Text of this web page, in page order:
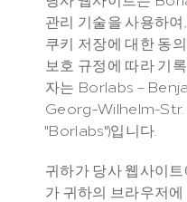
관리 기술을 사용하
쿠키 저장에 대한 동
보호 규정에 따라 기
자는 Borlabs –
Georg-Wilhelm-Str.
"Borlabs")입니다.
귀하가 당사 웹사이
가 귀하의 브라우저